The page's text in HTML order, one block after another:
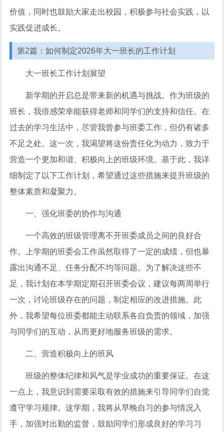
价值，同时也鼓励大家走出校园，积极参与社会实践，以
实践促进成长。
第2篇：如何制定2026年大一班长的工作计划
大一班长工作计划展望
新学期的开启总是带来新的机遇与挑战。作为班级的
班长，我倍感荣幸能获得老师和同学们的支持和信任。在
过去的学习生活中，尽管我曾参与班委工作，但仍有诸多
不足之处。这一次，我渴望将这份责任化为动力，致力于
营造一个更加和谐、积极向上的班级环境。基于此，我详
细制定了以下工作计划，希望通过这些措施来提升班级的
整体素质和凝聚力。
一、强化班委的协作与沟通
一个高效的班级管理离不开班委成员之间的良好合
作。上学期的班委会工作虽然取得了一定的成绩，但也暴
露出沟通不足、任务分配不均等问题。为了解决这些不
足，我计划在本学期定期召开班委会议，建议每两周举行
一次，讨论班级存在的问题，制定相应的改进措施。此
外，我希望每位班委都能主动联系各自负责的领域，加强
与同学们的互动，从而更好地服务班级的需求。
二、营造积极向上的班风
班级的整体纪律和风气是学业成功的重要保证。在这
一点上，我意识到需要采取有效的措施来引导同学们自觉
遵守学习规律。这学期，我将从早晚自习的参与情况入
手，加强对出勤的监督，鼓励同学们形成良好的学习习